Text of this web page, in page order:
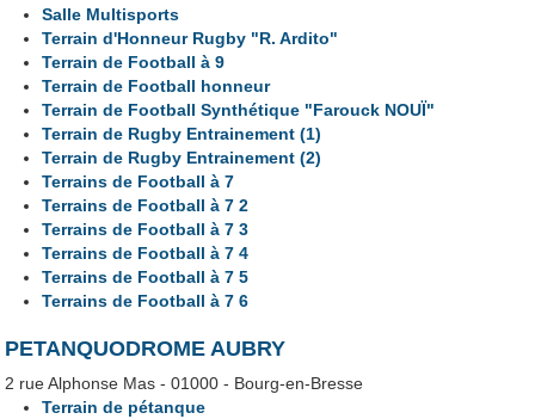
Salle Multisports
Terrain d'Honneur Rugby "R. Ardito"
Terrain de Football à 9
Terrain de Football honneur
Terrain de Football Synthétique "Farouck NOUÏ"
Terrain de Rugby Entrainement (1)
Terrain de Rugby Entrainement (2)
Terrains de Football à 7
Terrains de Football à 7 2
Terrains de Football à 7 3
Terrains de Football à 7 4
Terrains de Football à 7 5
Terrains de Football à 7 6
PETANQUODROME AUBRY
2 rue Alphonse Mas - 01000 - Bourg-en-Bresse
Terrain de pétanque